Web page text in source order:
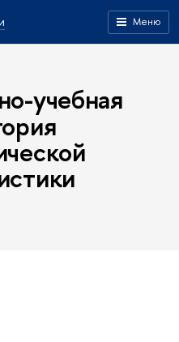
Меню
учебная